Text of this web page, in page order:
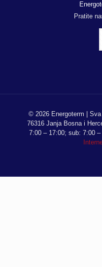
Pratite
© 2026 Energoterm |
76316 Janja Bosna i
7:00 – 17:00; sub: 7:00 –